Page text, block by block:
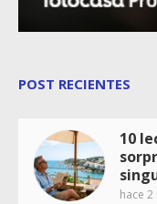
POST RECIENTES
10
hace